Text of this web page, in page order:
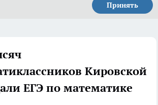
Принять
Кировской
ЕГЭ по математике